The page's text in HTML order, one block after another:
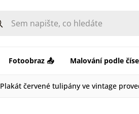
Fotoobraz 📤 Malování podle
Plakát červené tulipány ve vintage